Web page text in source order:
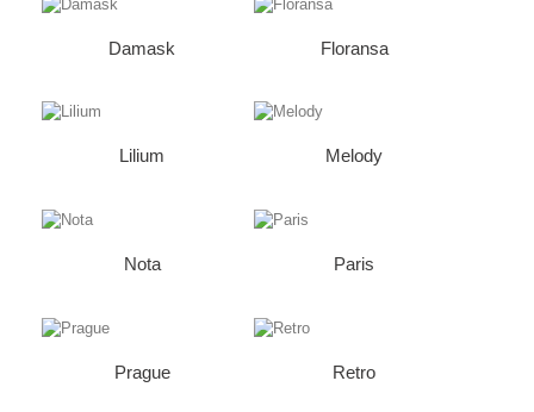
Damask Floransa
Lilium Melody
Nota Paris
Prague Retro